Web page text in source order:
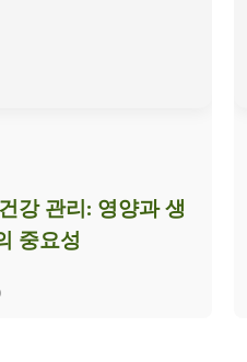
강 관리: 영양과 생
중요성